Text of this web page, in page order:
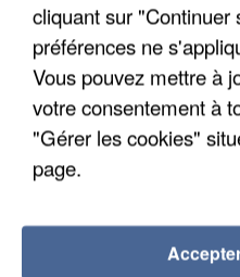
cliquant sur "Continuer
préférences ne
Vous pouvez mettre à
votre consentement à
"Gérer les cookies"
page.